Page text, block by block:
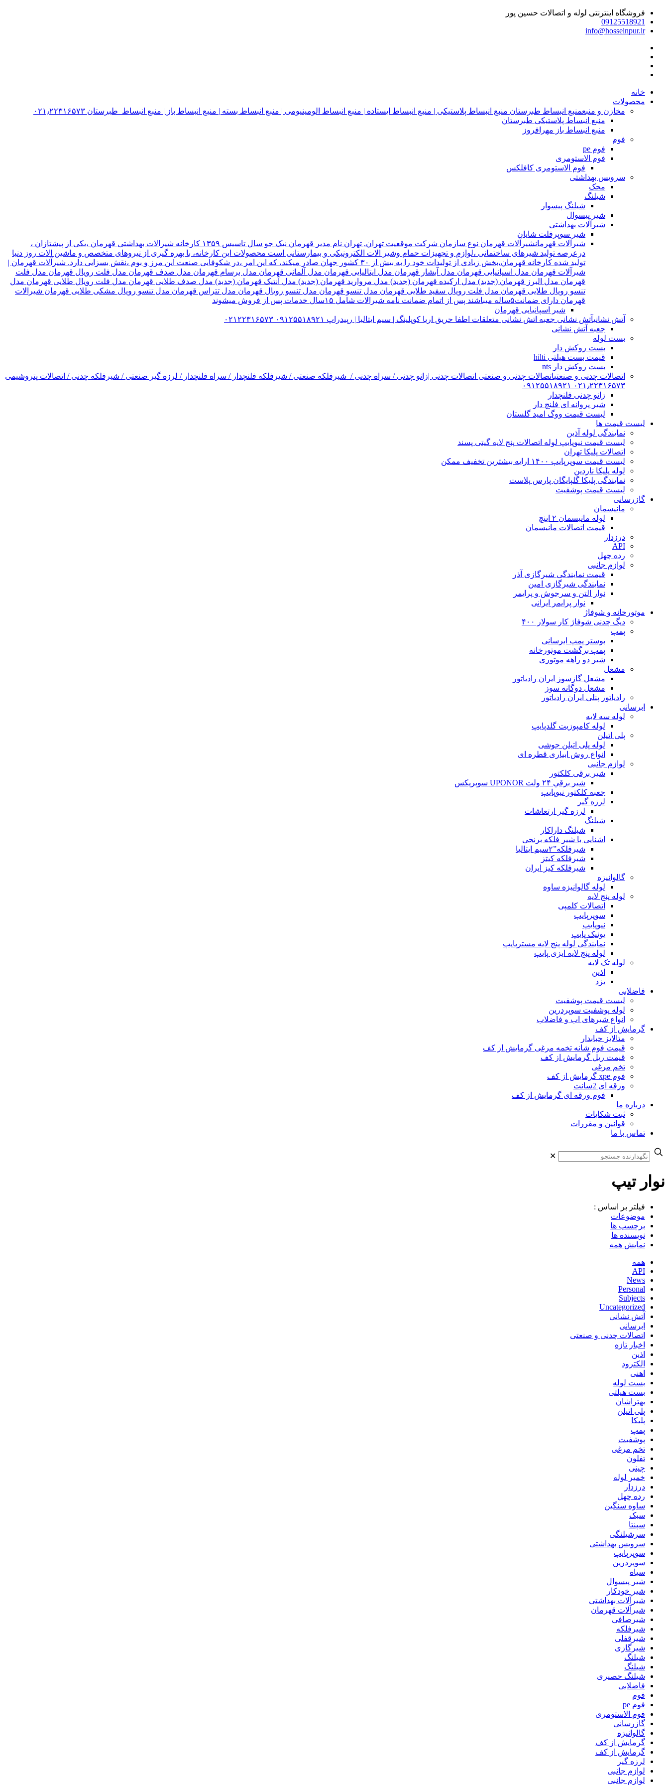
فروشگاه اینترنتی لوله و اتصالات حسین پور
09125518921
info@hosseinpur.ir
خانه
محصولات
مخازن و منبعمنبع انبساط طبرستان منبع انبساط پلاستیکی | منبع انبساط ایستاده | منبع انبساط الومینیومی | منبع انبساط بسته | منبع انبساط باز | منبع انبساط طبرستان ۰۲۱٫۲۲۳۱۶۵۷۳
منبع انبساط پلاستیکی طبرستان
منبع انبساط باز مهرافروز
فوم
فوم pe
فوم الاستومری
فوم الاستومری کافلکس
سرویس بهداشتی
محک
شیلنگ
شیلنگ پیسوار
شیر پیسوال
شیرآلات بهداشتی
شیر سوپرفلت شایان
شیرآلات قهرمان
شیرآلات قهرمان نوع سازمان شرکت موقعیت تهران, تهران نام مدیر قهرمان نیک جو سال تاسیس ۱۳۵۹ کارخانه شیرالات بهداشتی قهرمان ،یکی از پیشتازان ،
درعرصه تولید شیرهای ساختمانی ،لوازم و تجهیزات حمام وشیر الات الکترونیکی و بیمارستانی است محصولات این کارخانه، با بهره گیری از نیروهای متخصص و ماشین الات روز دنیا
تولید شده کارخانه قهرمان،بخش زیادی از تولیدات خود را به بیش از ۳۰ کشور جهان صادر میکند، که این امر ،در شکوفایی صنعت این مرز و بوم ،نقش بسزایی دارد. شیرآلات قهرمان |
شیرآلات قهرمان مدل اسپانیایی قهرمان مدل آبشار قهرمان مدل ایتالیایی قهرمان مدل آلمانی قهرمان مدل برسام قهرمان مدل صدف قهرمان مدل فلت رویال قهرمان مدل فلت
قهرمان مدل البرز قهرمان (جدید) مدل ارکیده قهرمان (جدید) مدل مروارید قهرمان (جدید) مدل آنتیک قهرمان (جدید) مدل صدف طلایی قهرمان مدل فلت رویال طلایی قهرمان مدل
تنسو رویال طلایی قهرمان مدل فلت رویال سفید طلایی قهرمان مدل تنسو قهرمان مدل تنسو رویال قهرمان مدل تتراس قهرمان مدل تنسو رویال مشکی طلایی قهرمان شیرالات
قهرمان دارای ضمانت۵ساله میباشند پس از اتمام ضمانت نامه شیرالات شامل ۱۵سال خدمات پس از فروش میشوند
شیر اسپانیایی قهرمان
آتش نشانیآتش نشانی جعبه اتش نشانی متعلقات اطفا حریق اریا کوپلینگ | سیم ایتالیا | رپیدراپ ۰۹۱۲۵۵۱۸۹۲۱ ۰۲۱۲۲۳۱۶۵۷۳
جعبه آتش نشانی
بست لوله
بست روکش دار
قیمت بست هیلتی hilti
بست روکش دار nts
اتصالات چدنی و صنعتیاتصالات چدنی و صنعتی اتصالات چدنی |زانو چدنی / سراه چدنی / شیرفلکه صنعتی / شیرفلکه فلنچدار / سراه فلنچدار / لرزه گیر صنعتی / شیرفلکه چدنی / اتصالات پتروشیمی
۰۲۱٫۲۲۳۱۶۵۷۳ ۰۹۱۲۵۵۱۸۹۲۱
زانو چدنی فلنچدار
شیر پروانه ای فلنچ دار
لیست قیمت ووگ امید گلستان
لیست قیمت ها
نمایندگی لوله آذین
لیست قیمت نیوپایپ لوله اتصالات پنج لایه گیتی پسند
اتصالات پلیکا تهران
لیست قیمت سوپرپایپ ۱۴۰۰ ارایه بیشترین تخفیف ممکن
لوله پلیکا ناردین
نمایندگی پلیکا گلپایگان پارس پلاست
لیست قیمت پوشفیت
گازرسانی
مانیسمان
لوله مانیسمان ۲ اینچ
قیمت اتصالات مانیسمان
درزدار
API
رده چهل
لوازم جانبی
قیمت نمایندگی شیرگازی آذر
نمایندگی شیرگازی امین
نوار التن و سرجوش و پرایمر
نوار پرایمر ایرانی
موتورخانه و شوفاژ
دیگ چدنی شوفاژ کار سولار ۴۰۰
پمپ
بوستر پمپ ابرسانی
پمپ برگشت موتورخانه
شیر دو راهه موتوری
مشعل
مشعل گازسوز ایران رادیاتور
مشعل دوگانه سوز
رادیاتور پنلی ایران رادیاتور
ابرسانی
لوله سه لایه
لوله کامپوزیت گلدپایپ
پلی اتیلن
لوله پلی اتیلن جوشی
انواع روش ابیاری قطره ای
لوازم جانبی
شیر برقی کلکتور
شير برقي ۲۴ ولت UPONOR سوپرپکس
جعبه کلکتور نیوپایپ
لرزه گیر
لرزه گیر ارتعاشات
شیلنگ
شیلنگ داراکار
اشنایی با شیر فلکه برنجی
شیرفلکه”۲سیم ایتالیا
شیرفلکه کیتز
شیرفلکه کیز ایران
گالوانیزه
لوله گالوانیزه ساوه
لوله پنج لایه
اتصالات کلمپی
سوپرپایپ
نیوپایپ
یونیک پایپ
نمایندگی لوله پنج لایه مسترپایپ
لوله پنج لایه ایزی پایپ
لوله تک لایه
اذین
یزد
فاضلابی
لیست قیمت پوشفیت
لوله پوشفیت سوپردرین
انواع شیرهای اب و فاضلاب
گرمایش از کف
متالایز حبابدار
قیمت فوم شانه تخمه مرغی گرمایش از کف
قیمت ریل گرمایش از کف
تخم مرغی
فوم xpe گرمایش از کف
ورقه ای 2سانت
فوم ورقه ای گرمایش از کف
درباره ما
ثبت شکایات
قوانین و مقررات
تماس با ما
✕
نوار تیپ
فیلتر بر اساس :
موضوعات
برچسب ها
نویسنده ها
نمایش همه
همه
API
News
Personal
Subjects
Uncategorized
آتش نشانی
ابرسانی
اتصالات چدنی و صنعتی
اخبار تازه
اذین
الکترود
اهنی
بست لوله
بست هیلتی
بهتراشان
پلی اتیلن
پلیکا
پمپ
پوشفیت
تخم مرغی
تفلون
چینی
خمیر لوله
درزدار
رده چهل
ساوه سنگین
سبک
سپنتا
سرشیلنگی
سرویس بهداشتی
سوپرپایپ
سوپردرین
سیاه
شیر پیسوال
شیر خودکار
شیرآلات بهداشتی
شیرآلات قهرمان
شیرصافی
شیرفلکه
شیرقفلی
شیرگازی
شیلنگ
شیلنگ
شیلنگ حصیری
فاضلابی
فوم
فوم pe
فوم الاستومری
گازرسانی
گالوانیزه
گرمایش از کف
گرمایش از کف
لرزه گیر
لوازم جانبی
لوازم جانبی